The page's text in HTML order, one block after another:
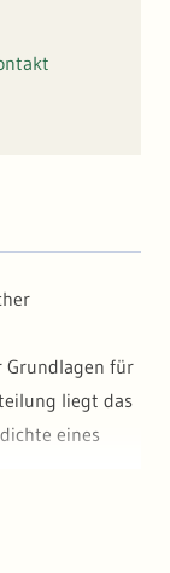
Grundlagen für
liegt das
eines